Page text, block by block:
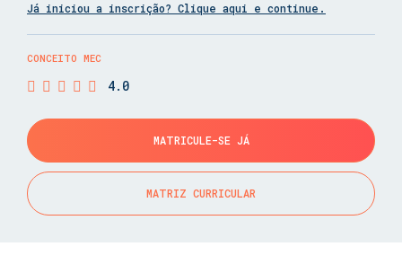
Já iniciou a inscrição? Clique aqui e continue.
CONCEITO MEC
4.0
MATRICULE-SE JÁ
MATRIZ CURRICULAR